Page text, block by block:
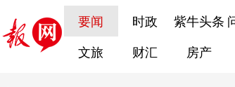
要闻 时政 紫牛头条
文旅 财汇 房产